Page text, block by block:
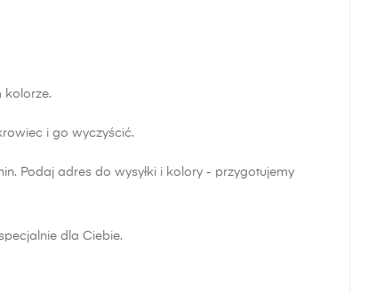
kolorze.
i go wyczyścić.
Podaj adres do wysyłki i kolory - przygotujemy
dla Ciebie.